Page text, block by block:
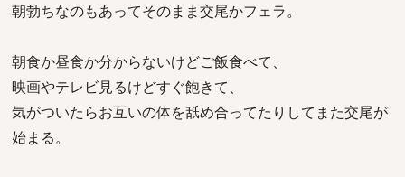
朝勃ちなのもあってそのまま交尾かフェラ。
朝食か昼食か分からないけどご飯食べて、
映画やテレビ見るけどすぐ飽きて、
気がついたらお互いの体を舐め合ってたりしてまた交尾が
始まる。